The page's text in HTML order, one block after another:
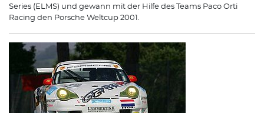
Series (ELMS) und gewann mit der Hilfe des Teams Paco Orti
Racing den Porsche Weltcup 2001.